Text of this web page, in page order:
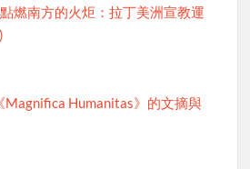
燃南方的火炬：拉丁美洲宣教運
Magnifica Humanitas》的文摘與